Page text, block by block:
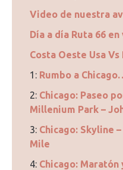
Video de nuestra
Día a día Ruta 66
Costa Oeste Usa Vs
1: Rumbo a
2: Chicago: Paseo
Millenium Park –
3: Chicago: Skyline
Mile
4: Chicago: